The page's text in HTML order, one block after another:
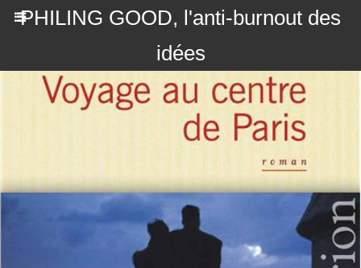
PHILING GOOD, l'anti-burnout des
idées